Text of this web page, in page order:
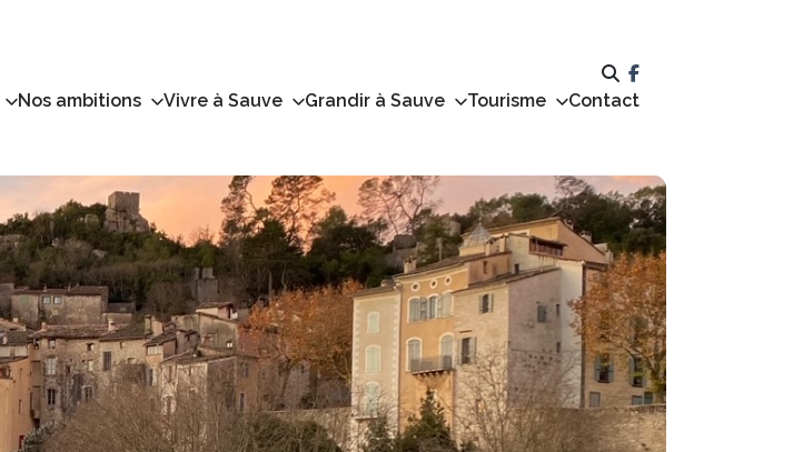
Nos ambitions Vivre à Sauve Grandir à Sauve Tourisme Contact